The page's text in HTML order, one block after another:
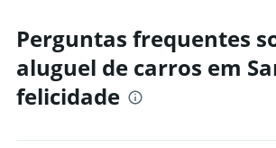
Perguntas frequentes
aluguel de carros em
felicidade